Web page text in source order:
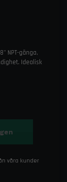
NPT-gänga,
Idealisk
våra kunder